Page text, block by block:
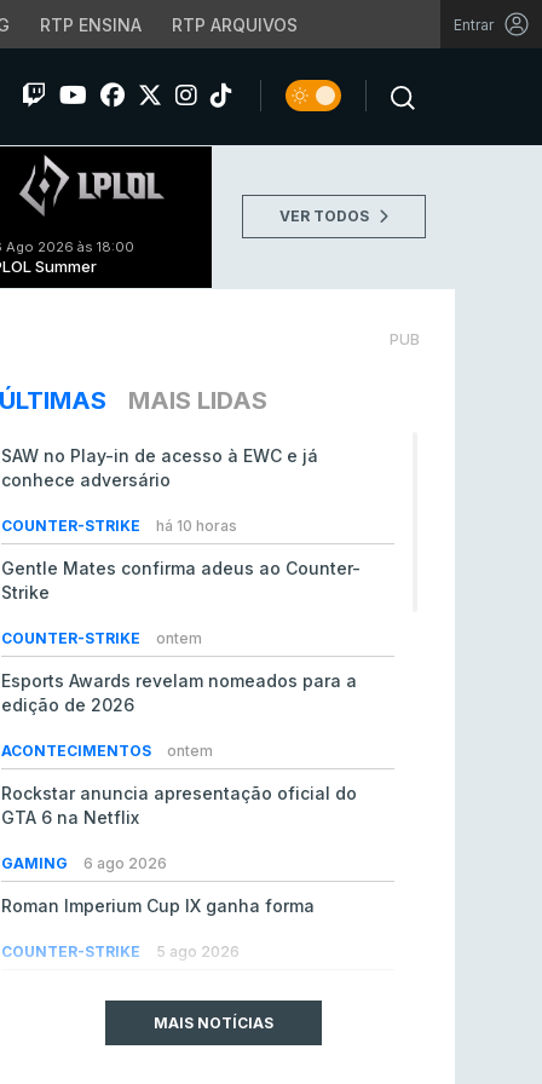
RTP ENSINA RTP ARQUIVOS Entrar
Ago 2026 às 18:00
Summer
VER TODOS
PUB
ÚLTIMAS MAIS LIDAS
SAW no Play-in de acesso à EWC e já
conhece adversário
COUNTER-STRIKE há 10 horas
Gentle Mates confirma adeus ao Counter-
Strike
COUNTER-STRIKE ontem
Esports Awards revelam nomeados para a
edição de 2026
ACONTECIMENTOS ontem
Rockstar anuncia apresentação oficial do
GTA 6 na Netflix
GAMING 6 ago 2026
Roman Imperium Cup IX ganha forma
COUNTER-STRIKE 5 ago 2026
milhões de dólaresMAIS NOTÍCIAS